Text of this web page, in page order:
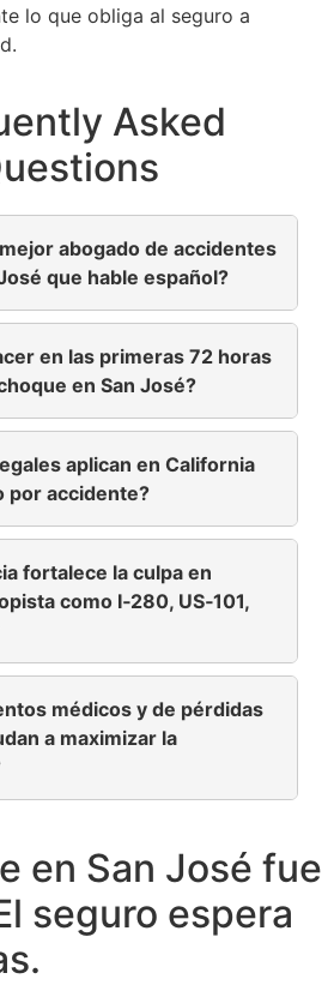
lo que obliga al seguro a
Asked
abogado de accidentes
que hable español?
en las primeras 72 horas
en San José?
aplican en California
por accidente?
fortalece la culpa en
como I‑280, US‑101,
médicos y de pérdidas
a maximizar la
en San José fue
seguro espera